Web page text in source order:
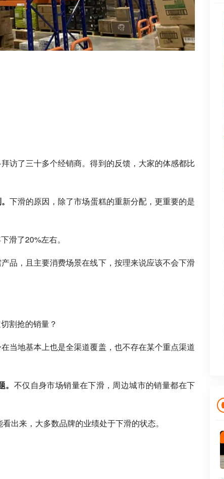
访了三十多个经销商。得到的反馈，大家的体感都比
下滑的原因，除了市场蛋糕的重新分配，更重要的是
滑了20%左右。
品，且主要消费场景在线下，按理来说应该不会下滑
割抢的销量？
当地基本上也是全渠道覆盖，也不存在某个重点渠道
不仅自身市场销量在下滑，周边城市的销量都在下
出来，大多数品牌的业绩处于下滑的状态。